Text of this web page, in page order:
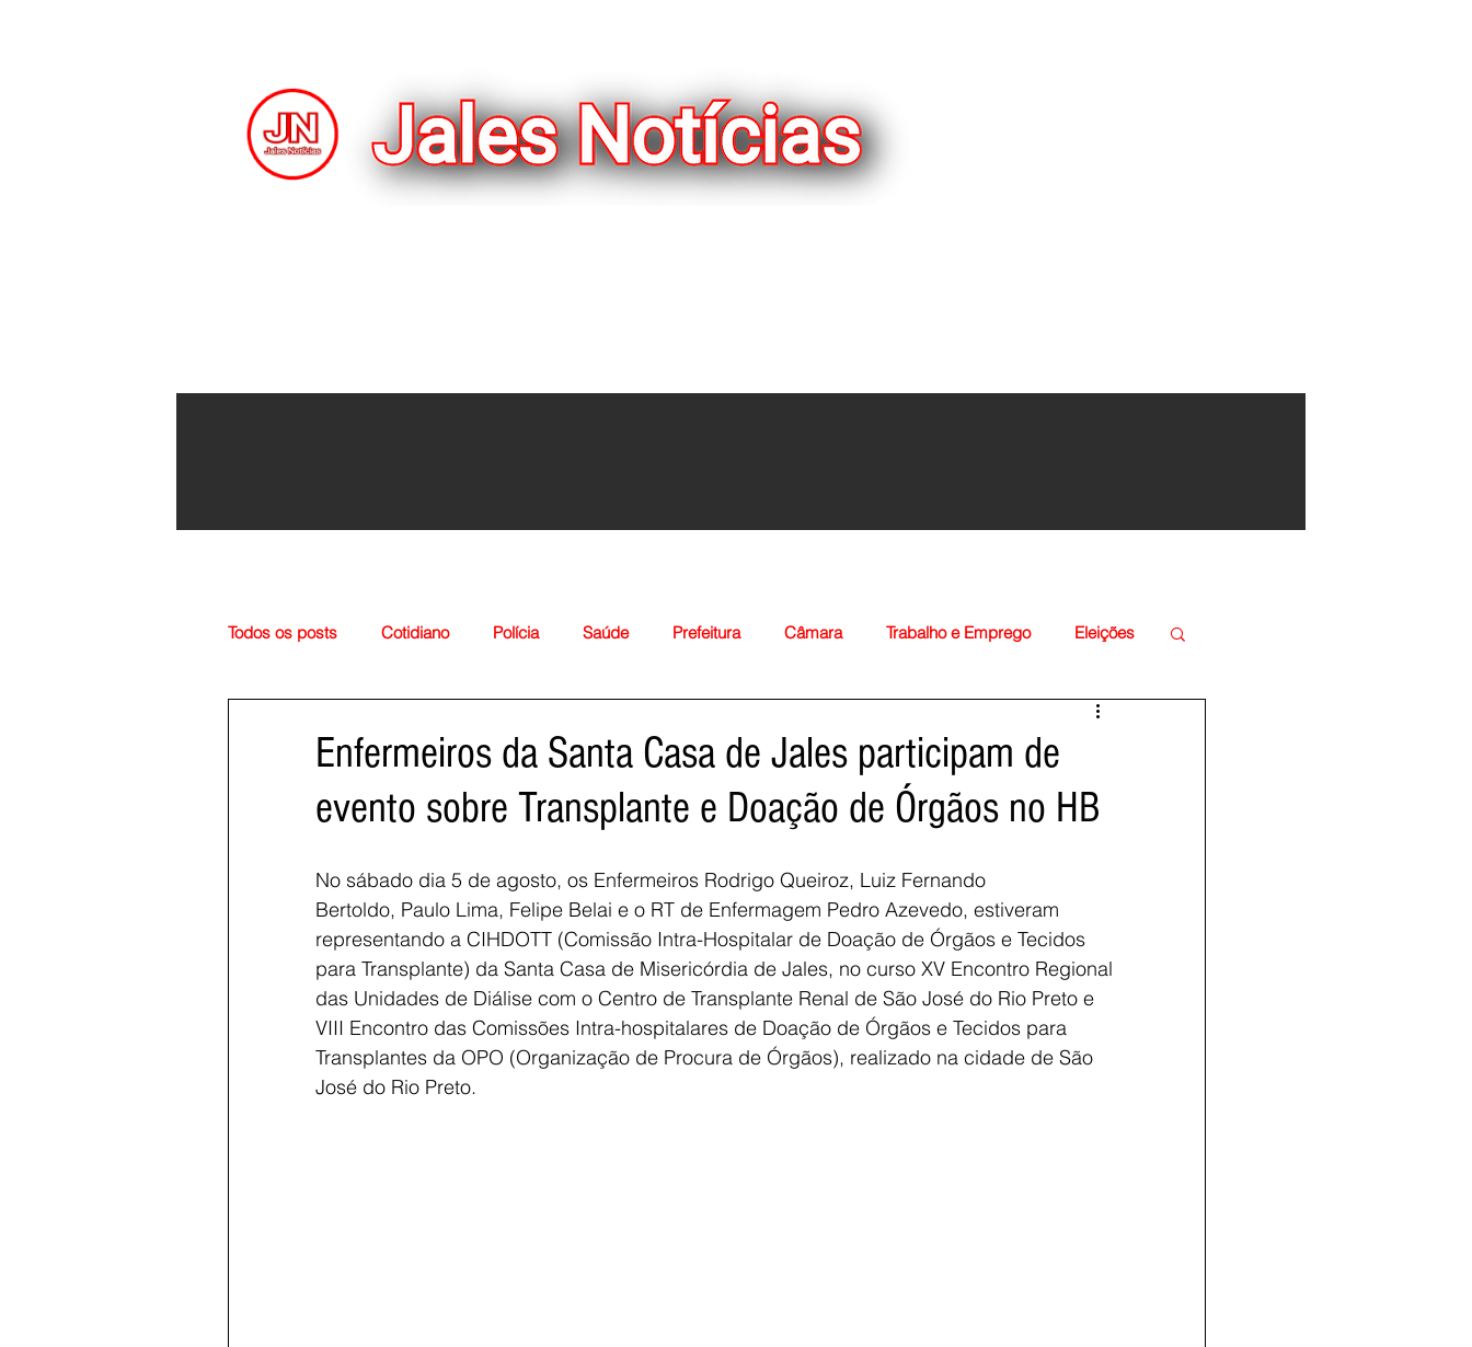
Voltar
Todos os posts Cotidiano Polícia Saúde Prefeitura Câmara Trabalho e Emprego Eleições
Enfermeiros da Santa Casa de Jales participam de
evento sobre Transplante e Doação de Órgãos no HB
No sábado dia 5 de agosto, os Enfermeiros Rodrigo Queiroz, Luiz Fernando
Bertoldo, Paulo Lima, Felipe Belai e o RT de Enfermagem Pedro Azevedo, estiveram
representando a CIHDOTT (Comissão Intra-Hospitalar de Doação de Órgãos e Tecidos
para Transplante) da Santa Casa de Misericórdia de Jales, no curso XV Encontro Regional
das Unidades de Diálise com o Centro de Transplante Renal de São José do Rio Preto e
VIII Encontro das Comissões Intra-hospitalares de Doação de Órgãos e Tecidos para
Transplantes da OPO (Organização de Procura de Órgãos), realizado na cidade de São
José do Rio Preto.